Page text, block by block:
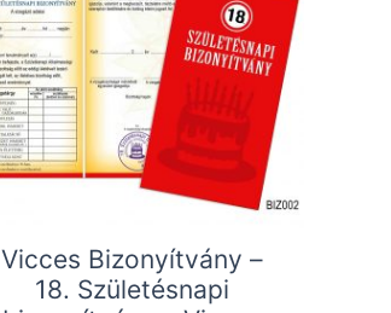
Vicces Bizonyítvány –
18. Születésnapi